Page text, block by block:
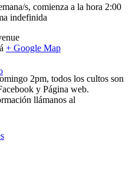
s, comienza a la hora 2:00
indefinida
+ Google Map
2pm, todos los cultos son
y Página web.
llámanos al